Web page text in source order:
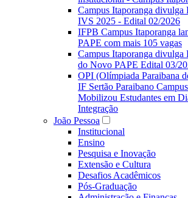
Campus Itaporanga divulga
IVS 2025 - Edital 02/2026
IFPB Campus Itaporanga
PAPE com mais 105 vagas
Campus Itaporanga divulga
do Novo PAPE Edital 03/
OPI (Olímpiada Paraibana
IF Sertão Paraibano
Mobilizou Estudantes em
Integração
João Pessoa
Institucional
Ensino
Pesquisa e Inovação
Extensão e Cultura
Desafios Acadêmicos
Pós-Graduação